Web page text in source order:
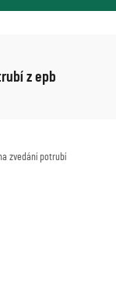
z epb
zvedání potrubí